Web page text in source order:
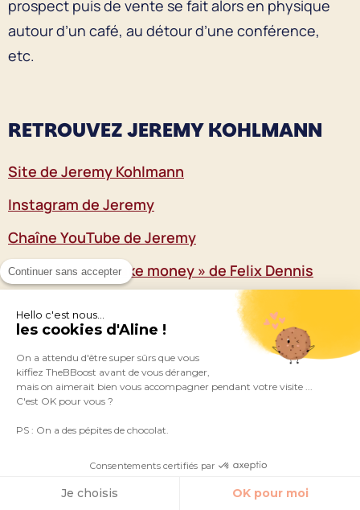
Continuer sans accepter
Hello c'est nous...
les cookies d'Aline !
On a attendu d'être super sûrs que vous
kiffiez TheBBoost avant de vous déranger,
mais on aimerait bien vous accompagner pendant votre visite ...
C'est OK pour vous ?
PS : On a des pépites de chocolat.
Consentements certifiés par
Je choisis OK pour moi
prospect puis de vente se fait alors en physique
autour d’un café, au détour d’une conférence,
etc.
RETROUVEZ JEREMY KOHLMANN
Site de Jeremy Kohlmann
Instagram de Jeremy
Chaîne YouTube de Jeremy
Livre « how to make money » de Felix Dennis
Voilà, vous savez maintenant
comment vendre avec une petite
vos produits ou vos servicesà vos
futurs clients
au lieu d’essayer de